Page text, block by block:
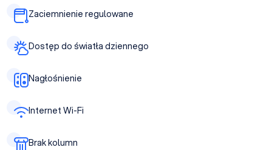
Zaciemnienie regulowane
Dostęp do światła dziennego
Nagłośnienie
Internet Wi-Fi
Brak kolumn